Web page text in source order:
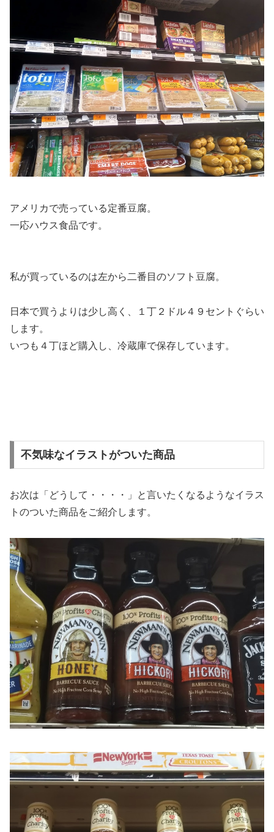
アメリカで売っている定番豆腐。
一応ハウス食品です。
私が買っているのは左から二番目のソフト豆腐。
日本で買うよりは少し高く、１丁２ドル４９セントぐらい
します。
いつも４丁ほど購入し、冷蔵庫で保存しています。
不気味なイラストがついた商品
お次は「どうして・・・・」と言いたくなるようなイラス
トのついた商品をご紹介します。